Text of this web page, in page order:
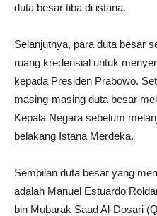
duta besar tiba di istana.
Selanjutnya, para duta besar
ruang kredensial untuk
kepada Presiden Prabowo.
masing-masing duta besar
Kepala Negara sebelum
belakang Istana Merdeka.
Sembilan duta besar yang
adalah Manuel Estuardo
bin Mubarak Saad Al-Dosari